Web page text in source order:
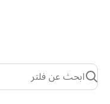
ابحث عن فلتر